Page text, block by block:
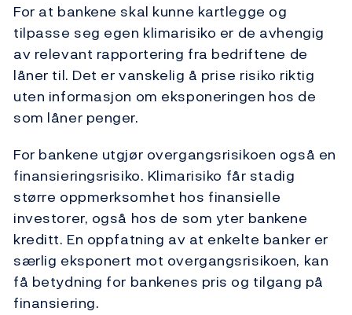
For at bankene skal kunne kartlegge og
tilpasse seg egen klimarisiko er de avhengig
av relevant rapportering fra bedriftene de
låner til. Det er vanskelig å prise risiko riktig
uten informasjon om eksponeringen hos de
som låner penger.
For bankene utgjør overgangsrisikoen også en
finansieringsrisiko. Klimarisiko får stadig
større oppmerksomhet hos finansielle
investorer, også hos de som yter bankene
kreditt. En oppfatning av at enkelte banker er
særlig eksponert mot overgangsrisikoen, kan
få betydning for bankenes pris og tilgang på
finansiering.